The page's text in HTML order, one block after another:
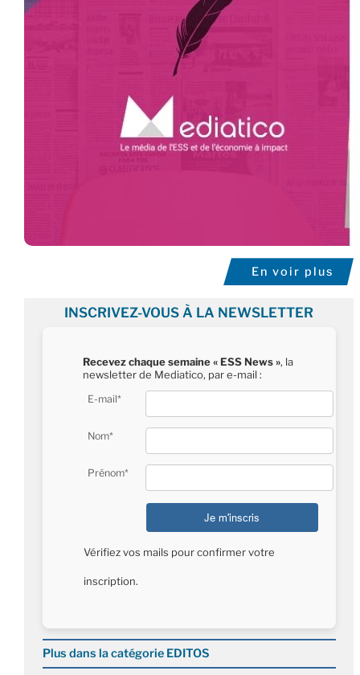
En voir plus
INSCRIVEZ-VOUS À LA NEWSLETTER
Recevez chaque semaine « ESS News », la
newsletter de Mediatico, par e-mail :
E-mail*
Nom*
Prénom*
Vérifiez vos mails pour confirmer votre
inscription.
Plus dans la catégorie EDITOS